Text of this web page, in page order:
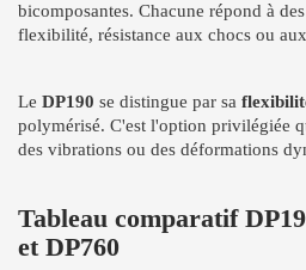
bicomposantes. Chacune répond à
flexibilité, résistance aux chocs ou
Le DP190 se distingue par sa
polymérisé. C'est l'option privilégiée
des vibrations ou des déformations
Tableau comparatif
et DP760